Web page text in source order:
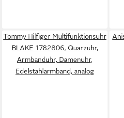
Tommy Hilfiger Multifunktionsuhr
BLAKE 1782806, Quarzuhr,
Armbanduhr, Damenuhr,
Edelstahlarmband, analog